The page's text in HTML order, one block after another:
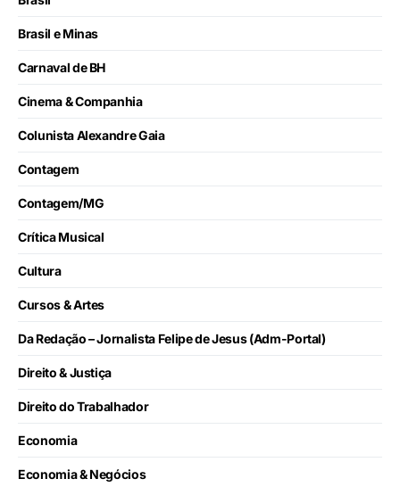
Brasil e Minas
Carnaval de BH
Cinema & Companhia
Colunista Alexandre Gaia
Contagem
Contagem/MG
Crítica Musical
Cultura
Cursos & Artes
Da Redação – Jornalista Felipe de Jesus (Adm-Portal)
Direito & Justiça
Direito do Trabalhador
Economia
Economia & Negócios